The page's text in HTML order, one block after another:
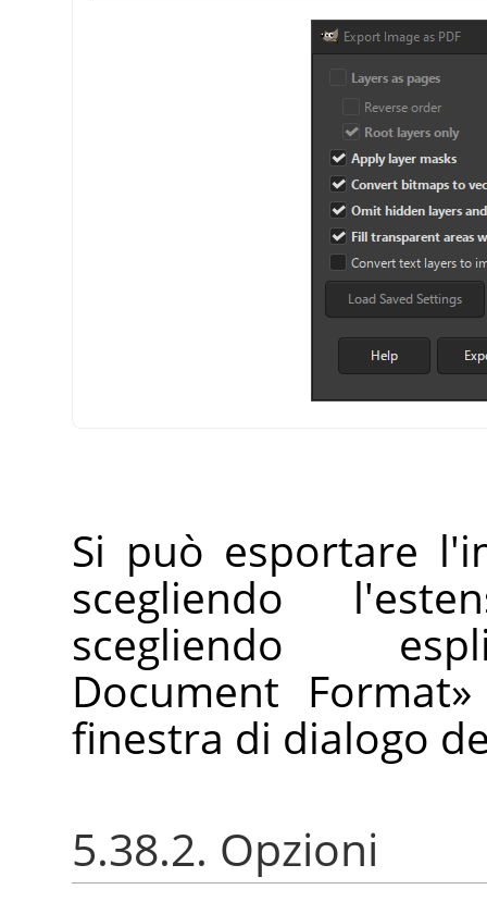
Si può esportare
scegliendo
scegliendo
Document Format»
finestra di dialogo
5.38.2. Opzioni